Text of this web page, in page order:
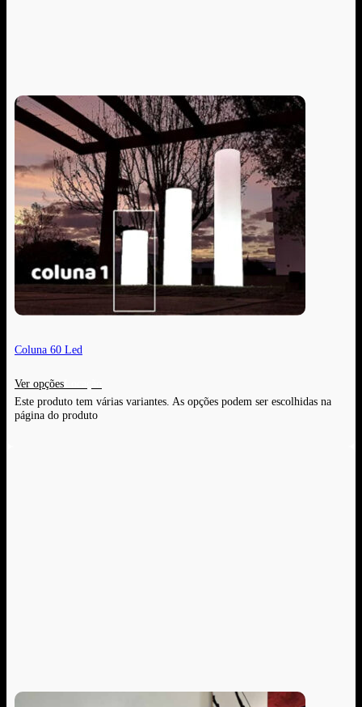
Coluna 60 Led
Ver opções
Este produto tem várias variantes. As opções podem ser escolhidas na
página do produto